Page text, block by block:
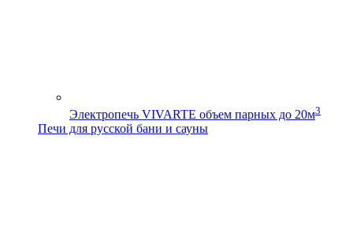
Электропечь VIVARTE объем парных до 20м3
Печи для русской бани и сауны